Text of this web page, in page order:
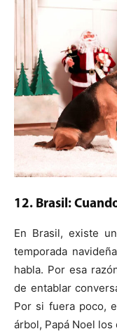
12. Brasil:
En Brasil, existe
temporada
habla. Por esa
de entablar
Por si fuera poco,
árbol, Papá Noel